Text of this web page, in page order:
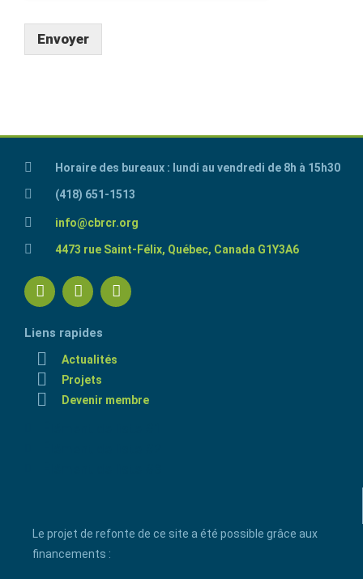
Envoyer
Horaire des bureaux : lundi au vendredi de 8h à 15h30
(418) 651-1513
info@cbrcr.org
4473 rue Saint-Félix, Québec, Canada G1Y3A6
Liens rapides
Actualités
Projets
Devenir membre
Le projet de refonte de ce site a été possible grâce aux
financements :